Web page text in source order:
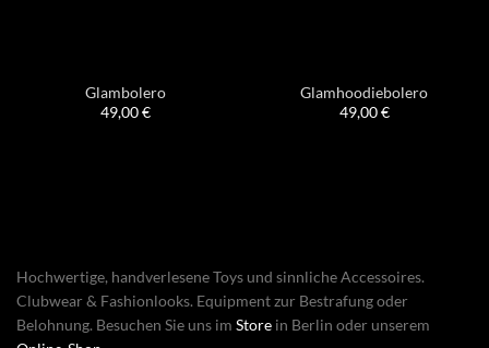
Glambolero
49,00€
Glamhoodiebolero
49,00€
Hochwertige, handverlesene Toys und sinnliche Accessoires.
Clubwear & Fashionlooks. Equipment zur Bestrafung oder
Belohnung. Besuchen Sie uns im Store in Berlin oder unserem